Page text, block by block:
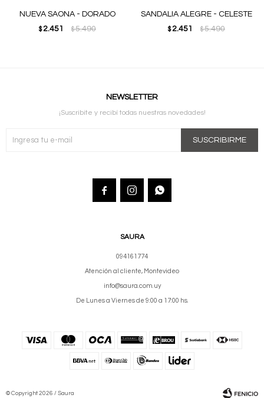
NUEVA SAONA - DORADO
$2.451 $5.490
SANDALIA ALEGRE - CELESTE
$2.451 $5.490
SAURA
094161774
Atención al cliente, Montevideo
info@saura.com.uy
De Lunes a Viernes de 9:00 a 17:00 hs.
NEWSLETTER
¡Suscribite y recibí todas nuestras novedades!
SUSCRIBIRME
  
© Copyright 2026 / Saura